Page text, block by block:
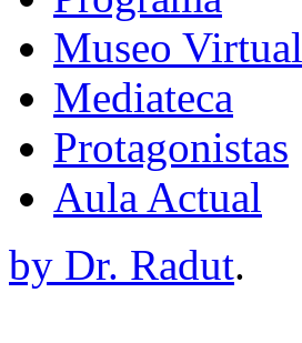
Museo Virtual
Mediateca
Protagonistas
Aula Actual
by Dr. Radut.